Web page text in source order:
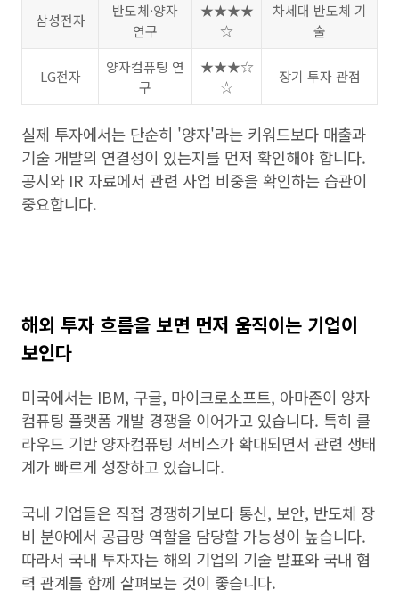
삼성전자
반도체·양자
연구
★★★★
☆
차세대 반도체 기
술
LG전자
양자컴퓨팅 연
구
★★★☆
☆
장기 투자 관점
실제 투자에서는 단순히 '양자'라는 키워드보다 매출과
기술 개발의 연결성이 있는지를 먼저 확인해야 합니다.
공시와 IR 자료에서 관련 사업 비중을 확인하는 습관이
중요합니다.
해외 투자 흐름을 보면 먼저 움직이는 기업이
보인다
미국에서는 IBM, 구글, 마이크로소프트, 아마존이 양자
컴퓨팅 플랫폼 개발 경쟁을 이어가고 있습니다. 특히 클
라우드 기반 양자컴퓨팅 서비스가 확대되면서 관련 생태
계가 빠르게 성장하고 있습니다.
국내 기업들은 직접 경쟁하기보다 통신, 보안, 반도체 장
비 분야에서 공급망 역할을 담당할 가능성이 높습니다.
따라서 국내 투자자는 해외 기업의 기술 발표와 국내 협
력 관계를 함께 살펴보는 것이 좋습니다.